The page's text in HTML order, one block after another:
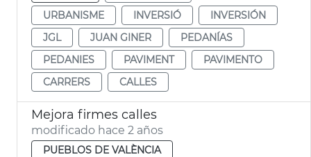
URBANISME
INVERSIÓ
INVERSIÓN
JGL
JUAN GINER
PEDANÍAS
PEDANIES
PAVIMENT
PAVIMENTO
CARRERS
CALLES
Mejora firmes calles
modificado hace 2 años
PUEBLOS DE VALÈNCIA